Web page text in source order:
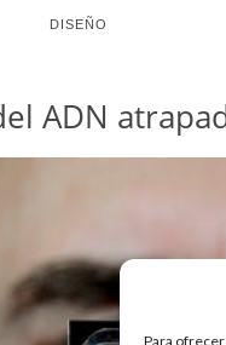
Para
DISEÑO
ADN